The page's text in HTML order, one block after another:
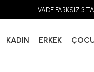
VADE FARKSIZ 3
KADIN ERKEK